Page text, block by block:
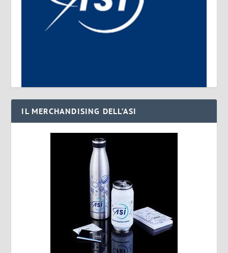
IL MERCHANDISING DELL’ASI